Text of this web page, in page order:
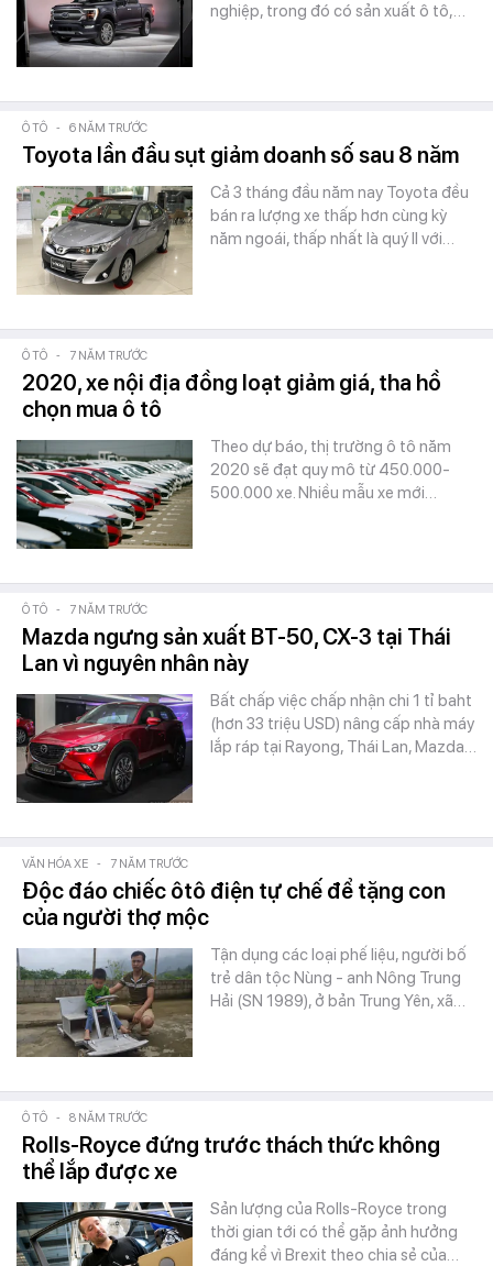
nghiệp, trong đó có sản xuất ô tô,…
Ô TÔ - 6 NĂM TRƯỚC
Toyota lần đầu sụt giảm doanh số sau 8 năm
Cả 3 tháng đầu năm nay Toyota đều
bán ra lượng xe thấp hơn cùng kỳ
năm ngoái, thấp nhất là quý II với…
Ô TÔ - 7 NĂM TRƯỚC
2020, xe nội địa đồng loạt giảm giá, tha hồ
chọn mua ô tô
Theo dự báo, thị trường ô tô năm
2020 sẽ đạt quy mô từ 450.000-
500.000 xe. Nhiều mẫu xe mới…
Ô TÔ - 7 NĂM TRƯỚC
Mazda ngưng sản xuất BT-50, CX-3 tại Thái
Lan vì nguyên nhân này
Bất chấp việc chấp nhận chi 1 tỉ baht
(hơn 33 triệu USD) nâng cấp nhà máy
lắp ráp tại Rayong, Thái Lan, Mazda…
VĂN HÓA XE - 7 NĂM TRƯỚC
Độc đáo chiếc ôtô điện tự chế để tặng con
của người thợ mộc
Tận dụng các loại phế liệu, người bố
trẻ dân tộc Nùng - anh Nông Trung
Hải (SN 1989), ở bản Trung Yên, xã…
Ô TÔ - 8 NĂM TRƯỚC
Rolls-Royce đứng trước thách thức không
thể lắp được xe
Sản lượng của Rolls-Royce trong
thời gian tới có thể gặp ảnh hưởng
đáng kể vì Brexit theo chia sẻ của…